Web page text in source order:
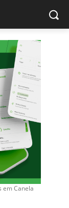
em Canela